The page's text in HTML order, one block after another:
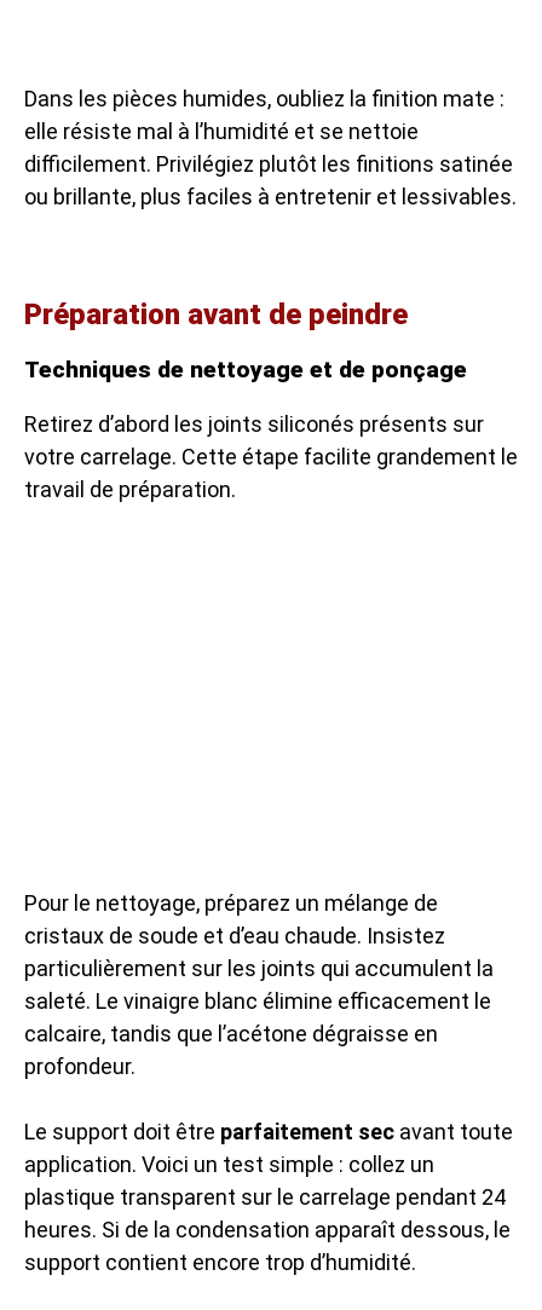
Dans les pièces humides, oubliez la finition mate :
elle résiste mal à l’humidité et se nettoie
difficilement. Privilégiez plutôt les finitions satinée
ou brillante, plus faciles à entretenir et lessivables.
Préparation avant de peindre
Techniques de nettoyage et de ponçage
Retirez d’abord les joints siliconés présents sur
votre carrelage. Cette étape facilite grandement le
travail de préparation.
Pour le nettoyage, préparez un mélange de
cristaux de soude et d’eau chaude. Insistez
particulièrement sur les joints qui accumulent la
saleté. Le vinaigre blanc élimine efficacement le
calcaire, tandis que l’acétone dégraisse en
profondeur.
Le support doit être parfaitement sec avant toute
application. Voici un test simple : collez un
plastique transparent sur le carrelage pendant 24
heures. Si de la condensation apparaît dessous, le
support contient encore trop d’humidité.